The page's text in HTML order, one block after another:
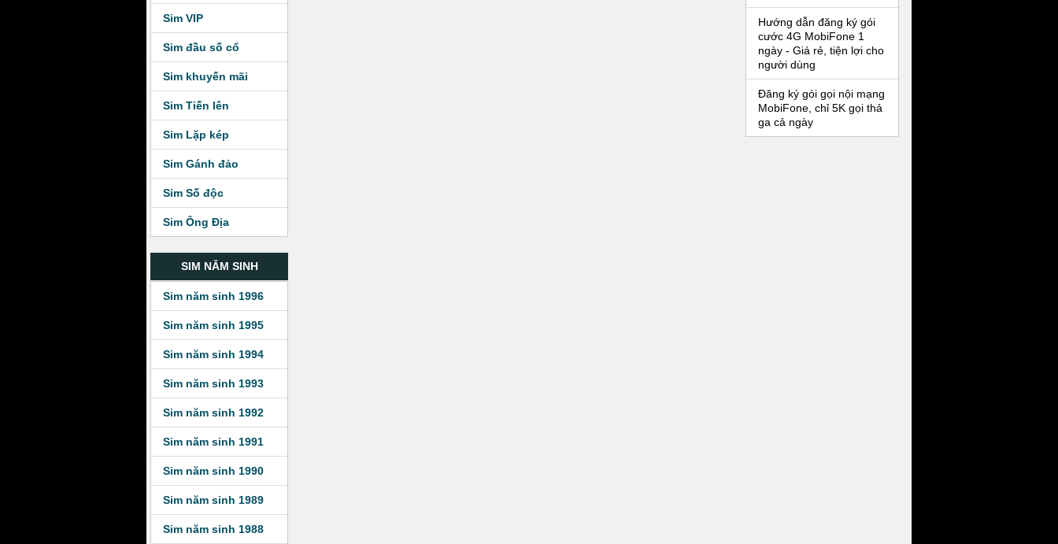
Sim VIP
Sim đầu số cổ
Sim khuyến mãi
Sim Tiến lên
Sim Lặp kép
Sim Gánh đảo
Sim Số độc
Sim Ông Địa
SIM NĂM SINH
Sim năm sinh 1996
Sim năm sinh 1995
Sim năm sinh 1994
Sim năm sinh 1993
Sim năm sinh 1992
Sim năm sinh 1991
Sim năm sinh 1990
Sim năm sinh 1989
Sim năm sinh 1988
Hướng dẫn đăng ký gói
cước 4G MobiFone 1
ngày - Giá rẻ, tiện lợi cho
người dùng
Đăng ký gói gọi nội mạng
MobiFone, chỉ 5K gọi thả
ga cả ngày